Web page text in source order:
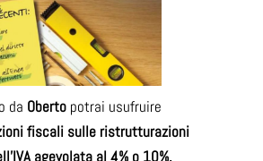
da Oberto potrai usufruire
fiscali sulle ristrutturazioni
agevolata al 4% o 10%.